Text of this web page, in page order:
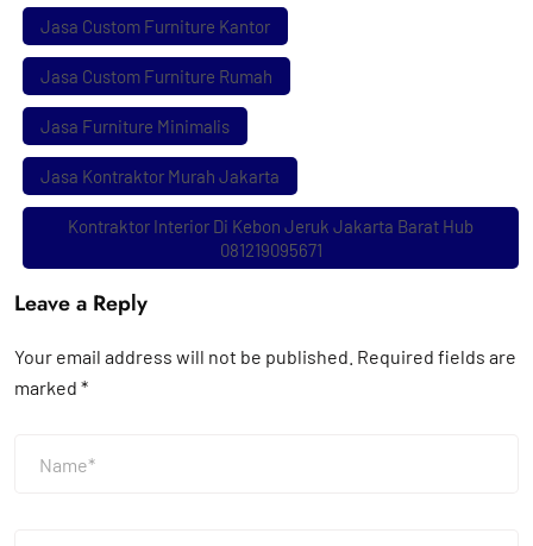
Jasa Custom Furniture Kantor
Jasa Custom Furniture Rumah
Jasa Furniture Minimalis
Jasa Kontraktor Murah Jakarta
Kontraktor Interior Di Kebon Jeruk Jakarta Barat Hub
081219095671
Leave a Reply
Your email address will not be published. Required fields are
marked *